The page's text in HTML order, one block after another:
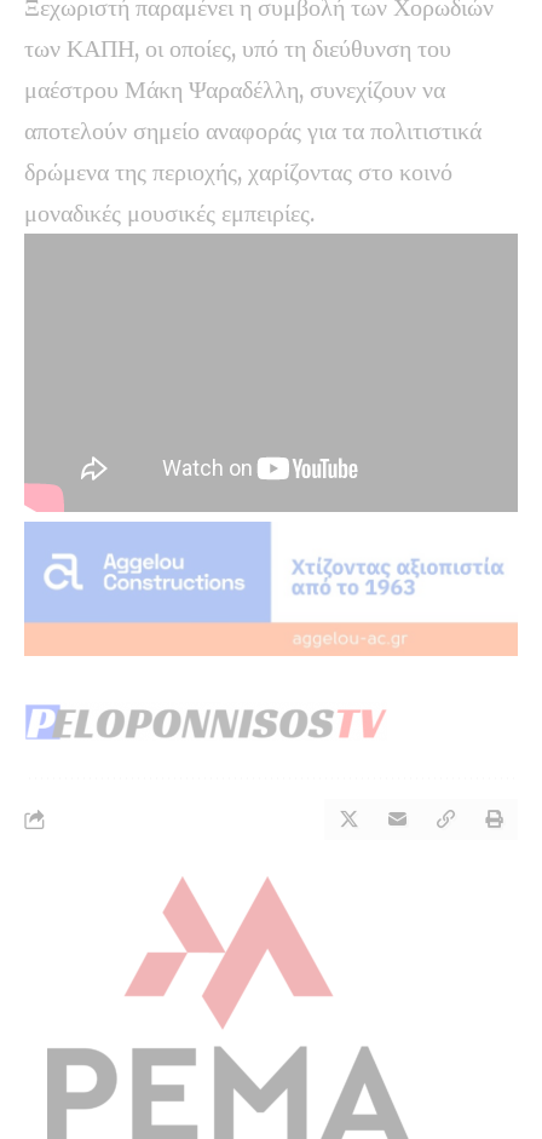
Ξεχωριστή παραμένει η συμβολή των Χορωδιών
των ΚΑΠΗ, οι οποίες, υπό τη διεύθυνση του
μαέστρου Μάκη Ψαραδέλλη, συνεχίζουν να
αποτελούν σημείο αναφοράς για τα πολιτιστικά
δρώμενα της περιοχής, χαρίζοντας στο κοινό
μοναδικές μουσικές εμπειρίες.